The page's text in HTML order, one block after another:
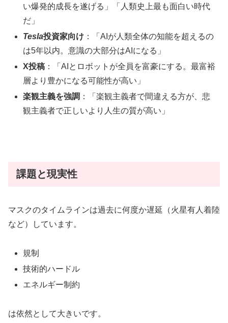
い爆発的成長を遂げる」「人類史上最も面白い時代
だ」
Tesla投資家向け ：「AIが人類全体の知能を超えるの
は5年以内。意識の大部分はAIになる」
X投稿 ：「AIとロボットが全員を富豪にする。最富裕
層より豊かになる可能性が高い」
楽観主義を強調 ：「楽観主義者で間違える方が、悲
観主義者で正しいより人生の質が高い」
課題と現実性
マスクのタイムラインは過去に何度か遅延（火星有人着陸
など）しています。
規制
技術的ハードル
エネルギー制約
は依然として大きいです。